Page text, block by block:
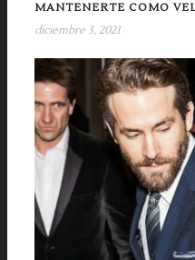
MANTENERTE COMO
diciembre 3, 2021